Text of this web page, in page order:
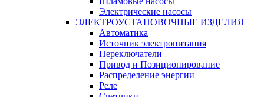
Электрические насосы
ЭЛЕКТРОУСТАНОВОЧНЫЕ ИЗДЕЛИЯ
Автоматика
Источник электропитания
Переключатели
Привод и Позиционирование
Распределение энергии
Реле